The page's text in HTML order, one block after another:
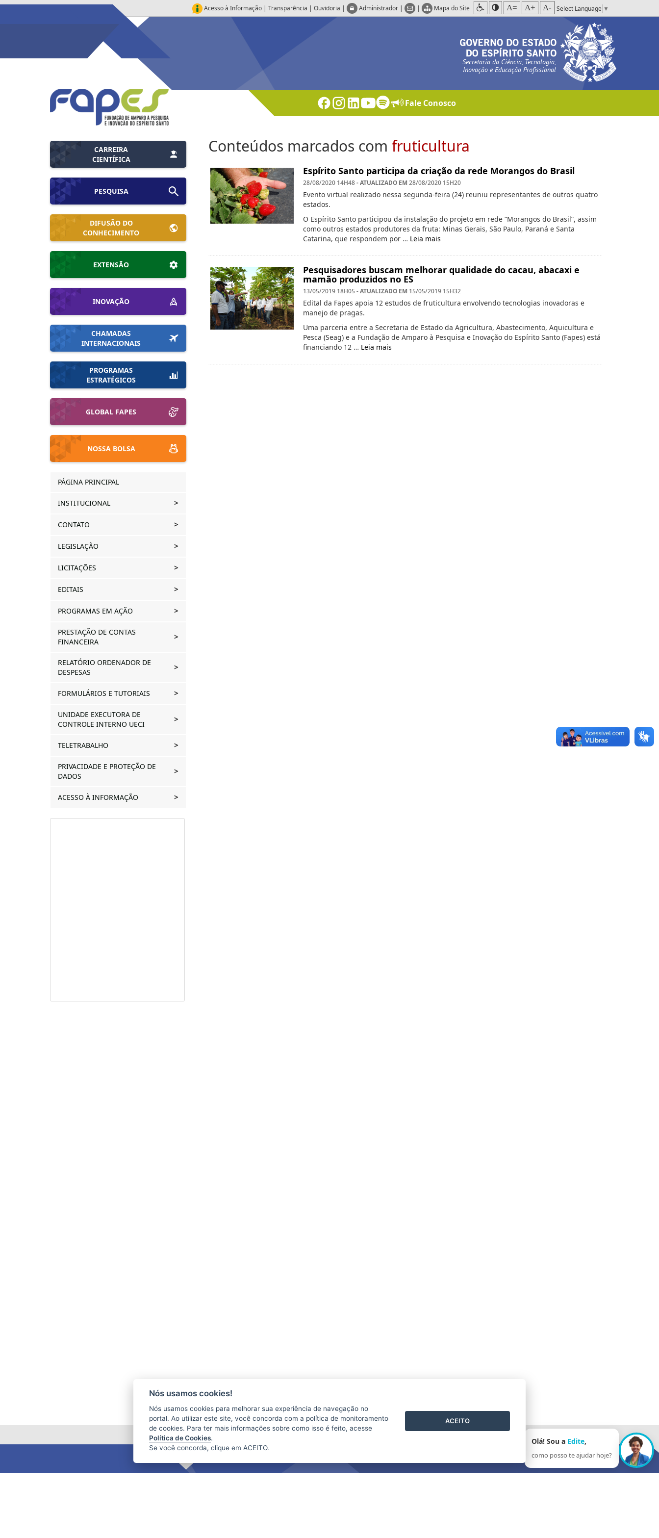
Acesso à Informação | Transparência | Ouvidoria | Administrador | | Mapa do Site A= A+ A- Select Language ▼
Secretaria da Ciência, Tecnologia,
Inovação e Educação Profissional
Fale Conosco
CARREIRA
CIENTÍFICA
PESQUISA
DIFUSÃO DO
CONHECIMENTO
EXTENSÃO
INOVAÇÃO
CHAMADAS
INTERNACIONAIS
PROGRAMAS
ESTRATÉGICOS
GLOBAL FAPES
NOSSA BOLSA
PÁGINA PRINCIPAL
INSTITUCIONAL
CONTATO
LEGISLAÇÃO
LICITAÇÕES
EDITAIS
PROGRAMAS EM AÇÃO
PRESTAÇÃO DE CONTAS
FINANCEIRA
RELATÓRIO ORDENADOR DE
DESPESAS
FORMULÁRIOS E TUTORIAIS
UNIDADE EXECUTORA DE
CONTROLE INTERNO UECI
TELETRABALHO
PRIVACIDADE E PROTEÇÃO DE
DADOS
ACESSO À INFORMAÇÃO
Conteúdos marcados com fruticultura
Espírito Santo participa da criação da rede Morangos do Brasil
28/08/2020 14H48- ATUALIZADO EM 28/08/2020 15H20
Evento virtual realizado nessa segunda-feira (24) reuniu representantes de outros quatro
estados.
O Espírito Santo participou da instalação do projeto em rede “Morangos do Brasil”, assim
como outros estados produtores da fruta: Minas Gerais, São Paulo, Paraná e Santa
Catarina, que respondem por … Leia mais
Pesquisadores buscam melhorar qualidade do cacau, abacaxi e
mamão produzidos no ES
13/05/2019 18H05- ATUALIZADO EM 15/05/2019 15H32
Edital da Fapes apoia 12 estudos de fruticultura envolvendo tecnologias inovadoras e
manejo de pragas.
Uma parceria entre a Secretaria de Estado da Agricultura, Abastecimento, Aquicultura e
Pesca (Seag) e a Fundação de Amparo à Pesquisa e Inovação do Espírito Santo (Fapes) está
financiando 12 … Leia mais
Olá! Sou a Edite,
como posso te ajudar hoje?
Nós usamos cookies!
Nós usamos cookies para melhorar sua experiência de navegação no
portal. Ao utilizar este site, você concorda com a política de monitoramento
de cookies. Para ter mais informações sobre como isso é feito, acesse
Política de Cookies.
Se você concorda, clique em ACEITO.
ACEITO